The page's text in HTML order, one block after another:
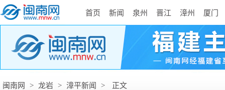
首页 新闻 泉州 晋江 漳州 厦门
闽南网 > 龙岩 > 漳平新闻 > 正文